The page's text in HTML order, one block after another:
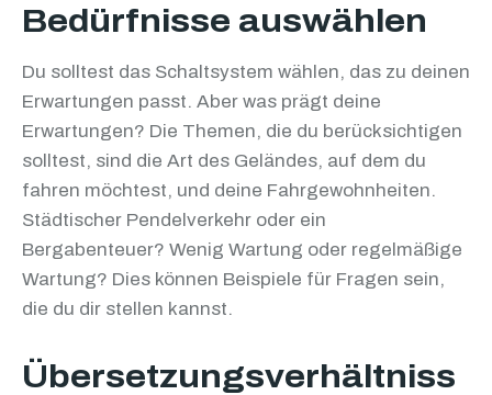
Bedürfnisse auswählen
Du solltest das Schaltsystem wählen, das zu deinen
Erwartungen passt. Aber was prägt deine
Erwartungen? Die Themen, die du berücksichtigen
solltest, sind die Art des Geländes, auf dem du
fahren möchtest, und deine Fahrgewohnheiten.
Städtischer Pendelverkehr oder ein
Bergabenteuer? Wenig Wartung oder regelmäßige
Wartung? Dies können Beispiele für Fragen sein,
die du dir stellen kannst.
Übersetzungsverhältniss